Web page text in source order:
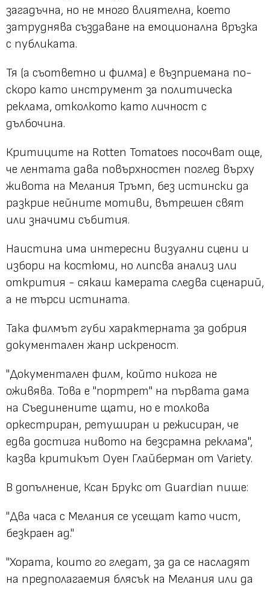
загадъчна, но не много влиятелна, което
затруднява създаване на емоционална връзка
с публиката.
Тя (а съответно и филма) е възприемана по-
скоро като инструмент за политическа
реклама, отколкото като личност с
дълбочина.
Критиците на Rotten Tomatoes посочват още,
че лентата дава повърхностен поглед върху
живота на Мелания Тръмп, без истински да
разкрие нейните мотиви, вътрешен свят
или значими събития.
Наистина има интересни визуални сцени и
избори на костюми, но липсва анализ или
открития - сякаш камерата следва сценарий,
а не търси истината.
Така филмът губи характерната за добрия
документален жанр искреност.
"Документален филм, който никога не
оживява. Това е "портрет" на първата дама
на Съединените щати, но е толкова
оркестриран, ретуширан и режисиран, че
едва достига нивото на безсрамна реклама",
казва критикът Оуен Глайберман от Variety.
В допълнение, Ксан Брукс от Guardian пише:
"Два часа с Мелания се усещат като чист,
безкраен ад."
"Хората, които го гледат, за да се насладят
на предполагаемия блясък на Мелания или да